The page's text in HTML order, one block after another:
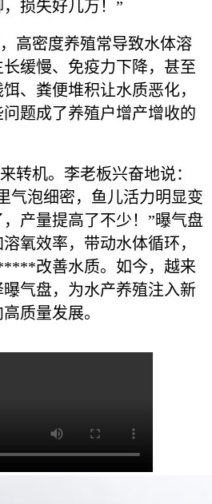
损失好几万！”
密度养殖常导致水体溶
缓慢、免疫力下降，甚至
、粪便堆积让水质恶化，
题成了养殖户增产增收的
机。李老板兴奋地说：
气泡细密，鱼儿活力明显变
产量提高了不少！”曝气盘
氧效率，带动水体循环，
改善水质。如今，越来
气盘，为水产养殖注入新
质量发展。